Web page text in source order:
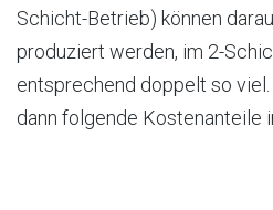
Schicht-Betrieb) können
produziert werden, im 2-
entsprechend doppelt so
dann folgende Kostenanteile